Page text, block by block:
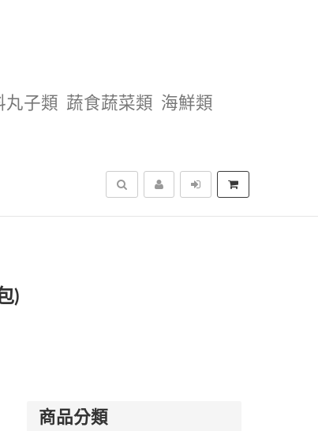
丸子類 蔬食蔬菜類 海鮮類
搜尋
)
商品分類